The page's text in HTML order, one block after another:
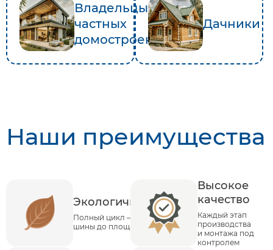
Владельцы
частных
домостроений
Дачники
Наши преимущества
Экологичность
Полный цикл – от
шины до площадки
Высокое
качество
Каждый этап
производства
и монтажа под
контролем